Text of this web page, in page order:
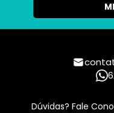
Dúvidas? Fale